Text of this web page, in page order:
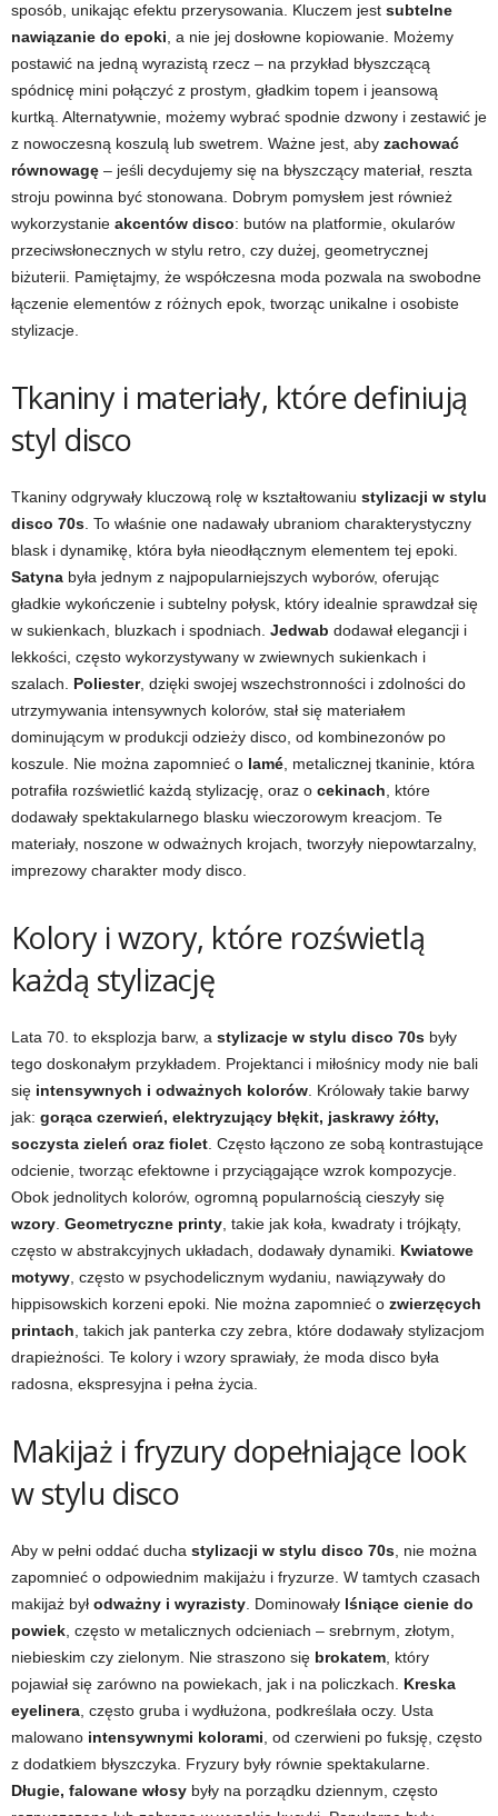
sposób, unikając efektu przerysowania. Kluczem jest subtelne
nawiązanie do epoki , a nie jej dosłowne kopiowanie. Możemy
postawić na jedną wyrazistą rzecz – na przykład błyszczącą
spódnicę mini połączyć z prostym, gładkim topem i jeansową
kurtką. Alternatywnie, możemy wybrać spodnie dzwony i zestawić je
z nowoczesną koszulą lub swetrem. Ważne jest, aby zachować
równowagę – jeśli decydujemy się na błyszczący materiał, reszta
stroju powinna być stonowana. Dobrym pomysłem jest również
wykorzystanie akcentów disco: butów na platformie, okularów
przeciwsłonecznych w stylu retro, czy dużej, geometrycznej
biżuterii. Pamiętajmy, że współczesna moda pozwala na swobodne
łączenie elementów z różnych epok, tworząc unikalne i osobiste
stylizacje.
Tkaniny i materiały, które definiują
styl disco
Tkaniny odgrywały kluczową rolę w kształtowaniu stylizacji w stylu
disco 70s . To właśnie one nadawały ubraniom charakterystyczny
blask i dynamikę, która była nieodłącznym elementem tej epoki.
Satyna była jednym z najpopularniejszych wyborów, oferując
gładkie wykończenie i subtelny połysk, który idealnie sprawdzał się
w sukienkach, bluzkach i spodniach. Jedwab dodawał elegancji i
lekkości, często wykorzystywany w zwiewnych sukienkach i
szalach. Poliester, dzięki swojej wszechstronności i zdolności do
utrzymywania intensywnych kolorów, stał się materiałem
dominującym w produkcji odzieży disco, od kombinezonów po
koszule. Nie można zapomnieć o lamé , metalicznej tkaninie, która
potrafiła rozświetlić każdą stylizację, oraz o cekinach , które
dodawały spektakularnego blasku wieczorowym kreacjom. Te
materiały, noszone w odważnych krojach, tworzyły niepowtarzalny,
imprezowy charakter mody disco.
Kolory i wzory, które rozświetlą
każdą stylizację
Lata 70. to eksplozja barw, a stylizacje w stylu disco 70s były
tego doskonałym przykładem. Projektanci i miłośnicy mody nie bali
się intensywnych i odważnych kolorów . Królowały takie barwy
jak: gorąca czerwień, elektryzujący błękit, jaskrawy żółty,
soczysta zieleń oraz fiolet . Często łączono ze sobą kontrastujące
odcienie, tworząc efektowne i przyciągające wzrok kompozycje.
Obok jednolitych kolorów, ogromną popularnością cieszyły się
wzory Geometryczne printy , takie jak koła, kwadraty i trójkąty,
często w abstrakcyjnych układach, dodawały dynamiki. Kwiatowe
motywy , często w psychodelicznym wydaniu, nawiązywały do
hippisowskich korzeni epoki. Nie można zapomnieć o zwierzęcych
printach , takich jak panterka czy zebra, które dodawały stylizacjom
drapieżności. Te kolory i wzory sprawiały, że moda disco była
radosna, ekspresyjna i pełna życia.
Makijaż i fryzury dopełniające look
w stylu disco
Aby w pełni oddać ducha stylizacji w stylu disco 70s , nie można
zapomnieć o odpowiednim makijażu i fryzurze. W tamtych czasach
makijaż był odważny i wyrazisty . Dominowały lśniące cienie do
powiek , często w metalicznych odcieniach – srebrnym, złotym,
niebieskim czy zielonym. Nie straszono się brokatem , który
pojawiał się zarówno na powiekach, jak i na policzkach. Kreska
eyelinera , często gruba i wydłużona, podkreślała oczy. Usta
malowano intensywnymi kolorami , od czerwieni po fuksję, często
z dodatkiem błyszczyka. Fryzury były równie spektakularne.
Długie, falowane włosy były na porządku dziennym, często